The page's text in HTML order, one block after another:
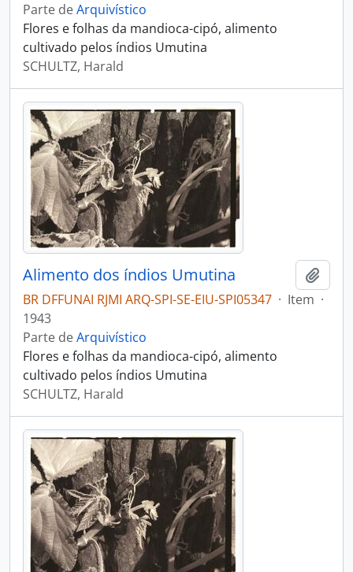
Parte deArquivístico
Flores e folhas da mandioca-cipó, alimento
cultivado pelos índios Umutina
SCHULTZ, Harald
Alimento dos índios Umutina
BR DFFUNAI RJMI ARQ-SPI-SE-EIU-SPI05347 · Item ·
1943
Parte deArquivístico
Flores e folhas da mandioca-cipó, alimento
cultivado pelos índios Umutina
SCHULTZ, Harald